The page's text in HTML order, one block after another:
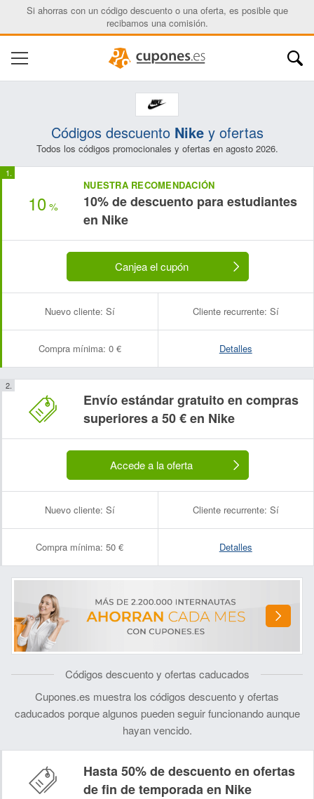
Si ahorras con un código descuento o una oferta, es posible que
recibamos una comisión.
Códigos descuento Nikey ofertas
Todos los códigos promocionales y ofertas en agosto 2026.
10 %
NUESTRA RECOMENDACIÓN
10% de descuento para estudiantes
en Nike
Canjea el cupón
Nuevo cliente: Sí Cliente recurrente: Sí
Compra mínima: 0 € Detalles
Envío estándar gratuito en compras
superiores a 50 € en Nike
Accede a la oferta
Nuevo cliente: Sí Cliente recurrente: Sí
Compra mínima: 50 € Detalles
Códigos descuento y ofertas caducados
Cupones.es muestra los códigos descuento y ofertas
caducados porque algunos pueden seguir funcionando aunque
hayan vencido.
Hasta 50% de descuento en ofertas
de fin de temporada en Nike
Nombre:
Correo electrónico: